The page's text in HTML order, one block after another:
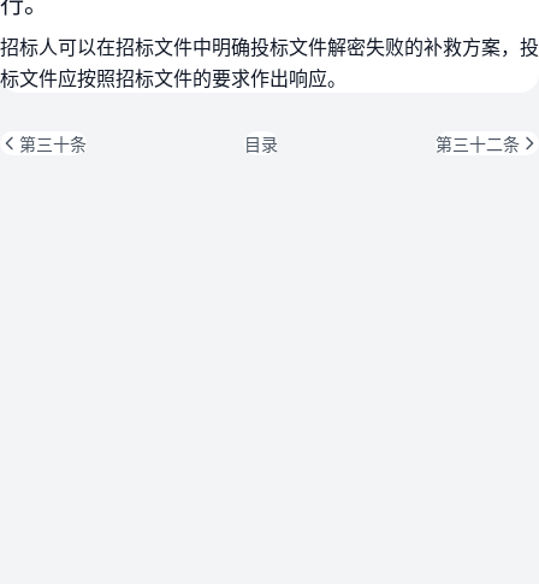
招标人可以在招标文件中明确投标文件解密失败的补救方案，投
标文件应按照招标文件的要求作出响应。
第三十条 目录 第三十二条